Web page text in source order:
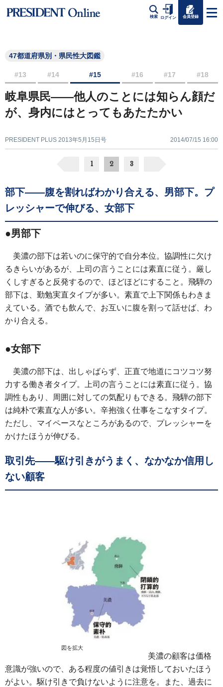
検索 ログイン 会員登録
47都道府県別・県民性大図鑑
#13 #14 #15 #16 #17 #18
岐阜県民――他人のことには知らん顔だ
が、身内にはとってもあたたかい
PRESIDENT PLUS 2013年5月15日号 2014/07/15 16:00
1 2 3
部下――腹を割ればわかり合える、男部下。プ
レッシャーで伸びる、女部下
●男部下
美濃の部下は若いのに保守的で自分本位。協調性に欠け
るきらいがあるが、上司の言うことには素直に従う。厳し
くしすぎると反発するので、ほどほどにすること。飛騨の
部下は、勤勉実直タイプが多い。素直で上下関係もわきま
えている。酒でも飲んで、お互いに腹を割って話せば、わ
かり合える。
●女部下
美濃の部下は、出しゃばらず、正直で地道にコツコツ努
力する働き者タイプ。上司の言うことには素直に従う。協
調性もあり、周囲に対しての気配りもできる。飛騨の部下
は純朴で素直な人が多い。辛抱強く仕事をこなすタイプ。
ただし、マイペースなところがあるので、プレッシャーを
かけたほうが伸びる。
取引先――駆け引きがうまく、なかなか信用し
ない顧客
図を拡大
美濃の顧客は価格
意識が強いので、ある程度の値引きは覚悟しておいたほう
がよい。駆け引きで負けないように注意を。また、過去に